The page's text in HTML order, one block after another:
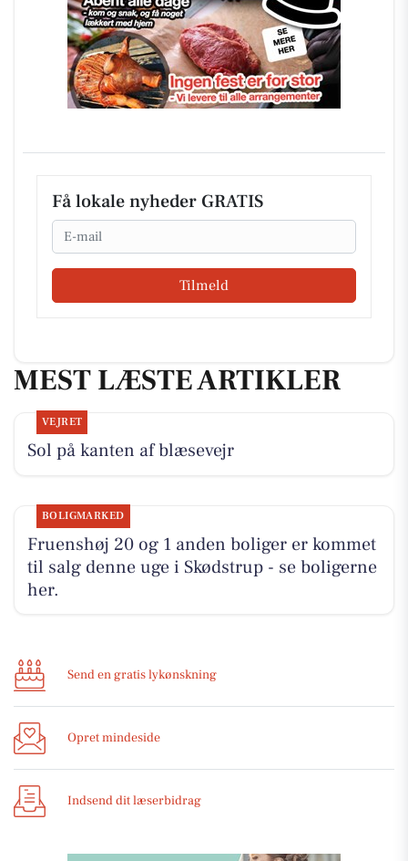
Få lokale nyheder GRATIS
Email
Tilmeld
MEST LÆSTE ARTIKLER
VEJRET
Sol på kanten af blæsevejr
BOLIGMARKED
Fruenshøj 20 og 1 anden boliger er kommet
til salg denne uge i Skødstrup - se boligerne
her.
Send en gratis lykønskning
Opret mindeside
Indsend dit læserbidrag